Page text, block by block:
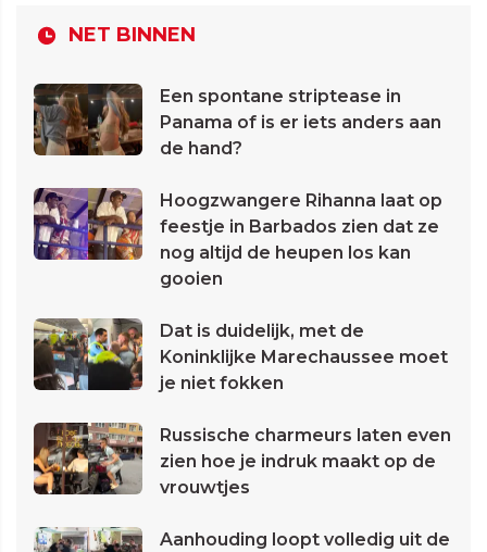
NET BINNEN
Een spontane striptease in
Panama of is er iets anders aan
de hand?
Hoogzwangere Rihanna laat op
feestje in Barbados zien dat ze
nog altijd de heupen los kan
gooien
Dat is duidelijk, met de
Koninklijke Marechaussee moet
je niet fokken
Russische charmeurs laten even
zien hoe je indruk maakt op de
vrouwtjes
Aanhouding loopt volledig uit de